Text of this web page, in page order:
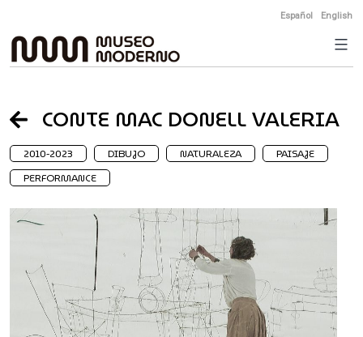
to
content
Español English
CONTE MAC DONELL VALERIA
2010-2023 DIBUJO NATURALEZA
PAISAJE
PERFORMANCE